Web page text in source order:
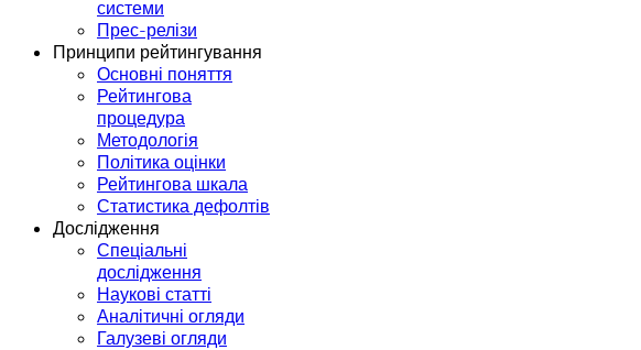
системи
Прес-релізи
Принципи рейтингування
Основні поняття
Рейтингова
процедура
Методологія
Політика оцінки
Рейтингова шкала
Статистика дефолтів
Дослідження
Спеціальні
дослідження
Наукові статті
Аналітичні огляди
Галузеві огляди